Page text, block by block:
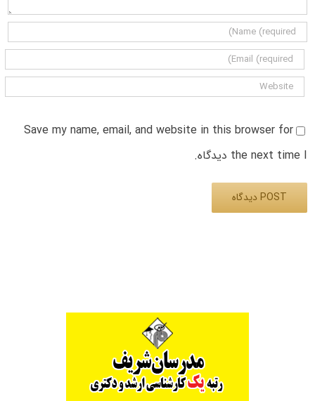
Save my name, email, and website in this browser for
the next time I دیدگاه.